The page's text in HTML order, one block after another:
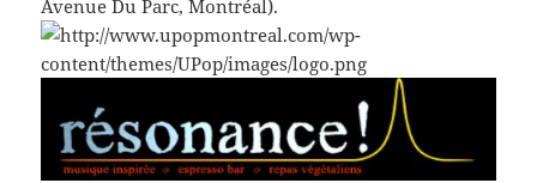
Avenue Du Parc, Montréal).